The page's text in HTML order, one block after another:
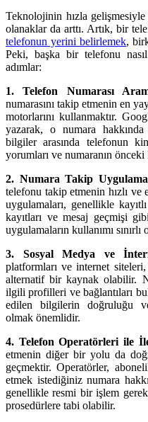
Teknolojinin hızla
olanaklar da arttı. Artık, bir
telefonun yerini belirlemek,
Peki, başka bir telefonu
adımlar:
1. Telefon Numarası
numarasını takip etmenin en
motorlarını kullanmaktır.
yazarak, o numara
bilgiler arasında telefonun
yorumları ve numaranın
2. Numara Takip
telefonu takip etmenin hızlı
uygulamaları, genellikle
kayıtları ve mesaj geçmişi
uygulamaların kullanımı
3. Sosyal Medya ve
platformları ve internet
alternatif bir kaynak olabilir.
ilgili profilleri ve bağlantıları
edilen bilgilerin doğruluğu
olmak önemlidir.
4. Telefon Operatörleri ile
etmenin diğer bir yolu da
geçmektir. Operatörler,
etmek istediğiniz numara
genellikle resmi bir işlem
prosedürlere tabi olabilir.